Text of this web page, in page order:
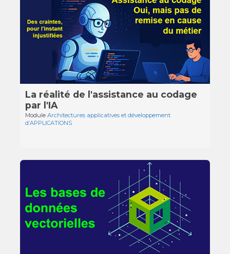
La réalité de l'assistance au codage
par l'IA
ModuleArchitectures applicatives et développement
d’APPLICATIONS